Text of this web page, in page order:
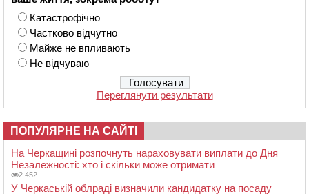
Катастрофічно
Частково відчутно
Майже не впливають
Не відчуваю
Переглянути результати
ПОПУЛЯРНЕ НА САЙТІ
На Черкащині розпочнуть нараховувати виплати до Дня
Незалежності: хто і скільки може отримати
2 452
У Черкаській облраді визначили кандидатку на посаду